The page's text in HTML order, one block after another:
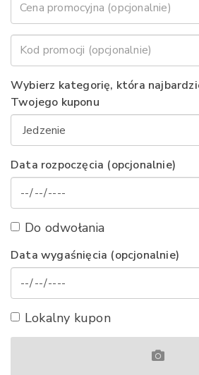
Wybierz kategorię, która
Twojego kuponu
Data rozpoczęcia (opcjonalnie)
Do odwołania
Data wygaśnięcia (opcjonalnie)
Lokalny kupon